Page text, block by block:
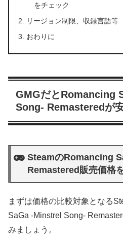
をチェック
リージョン制限、収録言語等
おわりに
GMGだとRomancing
Song- Remasteredが
SteamのRomancing
Remastered販売価格
まずは価格の比較対象となる
SaGa -Minstrel Song-
みましょう。